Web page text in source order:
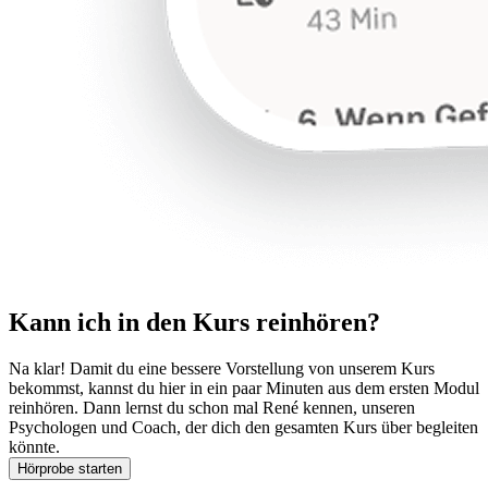
Kann ich in den Kurs reinhören?
Na klar! Damit du eine bessere Vorstellung von unserem Kurs
bekommst, kannst du hier in ein paar Minuten aus dem ersten Modul
reinhören. Dann lernst du schon mal René kennen, unseren
Psychologen und Coach, der dich den gesamten Kurs über begleiten
könnte.
Hörprobe starten